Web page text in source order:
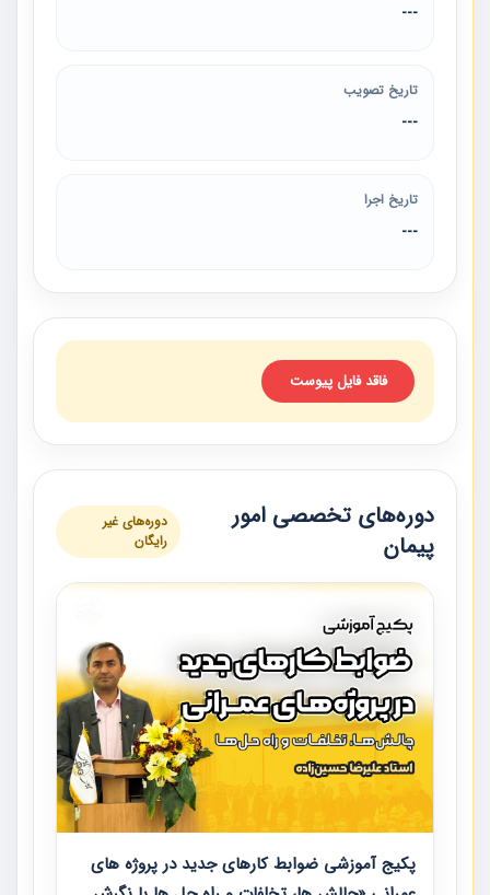
---
تاریخ تصویب
---
تاریخ اجرا
---
فاقد فایل پیوست
دوره‌های تخصصی امور
پیمان
دوره‌های غیر
رایگان
پکیج آموزشی ضوابط کارهای جدید در پروژه های